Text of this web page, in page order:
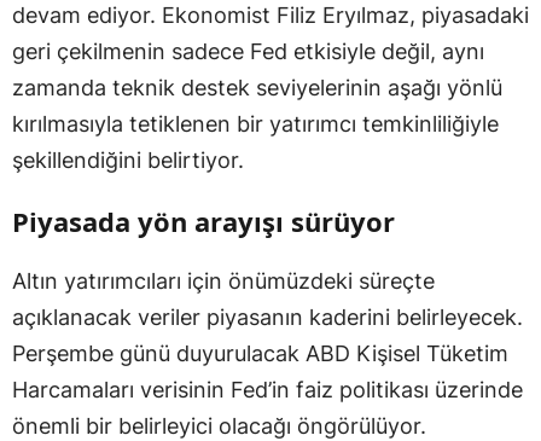
devam ediyor. Ekonomist Filiz Eryılmaz, piyasadaki
geri çekilmenin sadece Fed etkisiyle değil, aynı
zamanda teknik destek seviyelerinin aşağı yönlü
kırılmasıyla tetiklenen bir yatırımcı temkinliliğiyle
şekillendiğini belirtiyor.
Piyasada yön arayışı sürüyor
Altın yatırımcıları için önümüzdeki süreçte
açıklanacak veriler piyasanın kaderini belirleyecek.
Perşembe günü duyurulacak ABD Kişisel Tüketim
Harcamaları verisinin Fed’in faiz politikası üzerinde
önemli bir belirleyici olacağı öngörülüyor.